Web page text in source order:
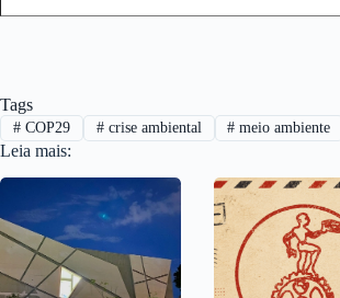
Tags
#COP29 #crise ambiental # meio ambiente
Leia mais: